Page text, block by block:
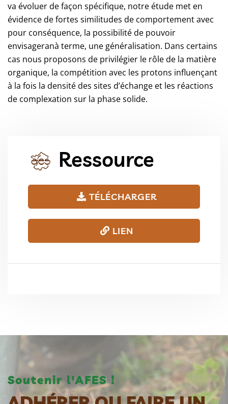
va évoluer de façon spécifique, notre étude met en
évidence de fortes similitudes de comportement avec
pour conséquence, la possibilité de pouvoir
envisageranà terme, une généralisation. Dans certains
cas nous proposons de privilégier le rôle de la matière
organique, la compétition avec les protons influençant
à la fois la densité des sites d’échange et les réactions
de complexation sur la phase solide.
Ressource
TÉLÉCHARGER
LIEN
Soutenir l'AFES !